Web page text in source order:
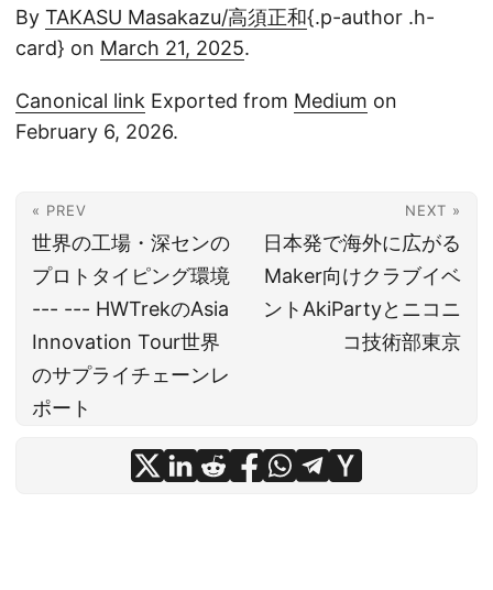
By TAKASU Masakazu/高須正和{.p-author .h-
card} on March 21, 2025.
Canonical link Exported from Medium on
February 6, 2026.
« PREV
世界の工場・深センの
プロトタイピング環境
--- --- HWTrekのAsia
Innovation Tour世界
のサプライチェーンレ
ポート
NEXT »
日本発で海外に広がる
Maker向けクラブイベ
ントAkiPartyとニコニ
コ技術部東京